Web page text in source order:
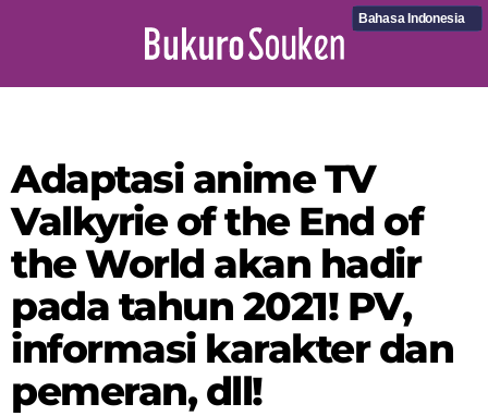
Bahasa Indonesia
Adaptasi anime TV
Valkyrie of the End of
the World akan hadir
pada tahun 2021! PV,
informasi karakter dan
pemeran, dll!